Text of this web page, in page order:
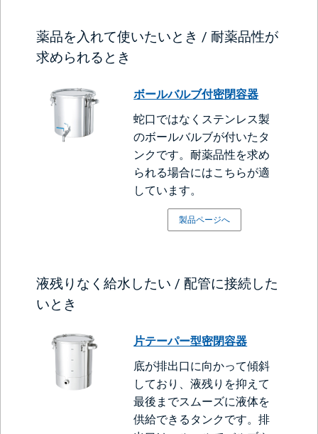
薬品を入れて使いたいとき / 耐薬品性が
求められるとき
ボールバルブ付密閉容器
蛇口ではなくステンレス製
のボールバルブが付いたタ
ンクです。耐薬品性を求め
られる場合にはこちらが適
しています。
製品ページへ
液残りなく給水したい / 配管に接続した
いとき
片テーパー型密閉容器
底が排出口に向かって傾斜
しており、液残りを抑えて
最後までスムーズに液体を
供給できるタンクです。排